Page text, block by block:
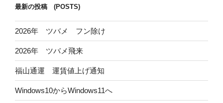
最新の投稿 (POSTS)
2026年 ツバメ フン除け
2026年 ツバメ飛来
福山通運 運賃値上げ通知
Windows10からWindows11へ